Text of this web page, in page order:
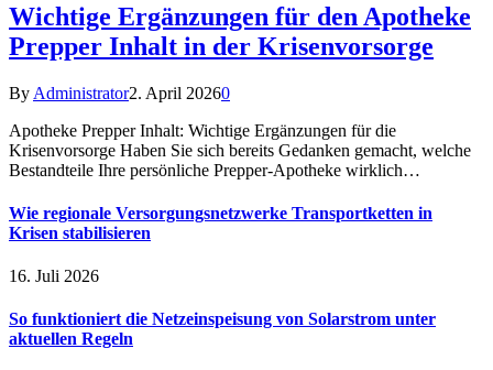
Wichtige Ergänzungen für den Apotheke
Prepper Inhalt in der Krisenvorsorge
By Administrator2. April 20260
Apotheke Prepper Inhalt: Wichtige Ergänzungen für die
Krisenvorsorge Haben Sie sich bereits Gedanken gemacht, welche
Bestandteile Ihre persönliche Prepper-Apotheke wirklich…
Wie regionale Versorgungsnetzwerke Transportketten in
Krisen stabilisieren
16. Juli 2026
So funktioniert die Netzeinspeisung von Solarstrom unter
aktuellen Regeln